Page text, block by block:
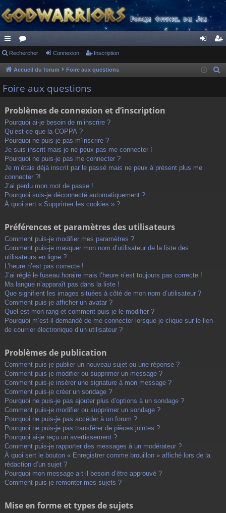
ac
co
ur
s
or
u ne cri
Rechercher Connexion Inscription
Accueil du forum Foire aux questions
Foire aux questions
Problèmes de connexion et d’inscription
Pourquoi ai-je besoin de m’inscrire ?
Qu’est-ce que la COPPA ?
Pourquoi ne puis-je pas m’inscrire ?
Je suis inscrit mais je ne peux pas me connecter !
Pourquoi ne puis-je pas me connecter ?
Je m’étais déjà inscrit par le passé mais ne peux à présent plus me
connecter ?!
J’ai perdu mon mot de passe !
Pourquoi suis-je déconnecté automatiquement ?
À quoi sert « Supprimer les cookies » ?
Préférences et paramètres des utilisateurs
Comment puis-je modifier mes paramètres ?
Comment puis-je masquer mon nom d’utilisateur de la liste des
utilisateurs en ligne ?
L’heure n’est pas correcte !
J’ai réglé le fuseau horaire mais l’heure n’est toujours pas correcte !
Ma langue n’apparaît pas dans la liste !
Que signifient les images situées à côté de mon nom d’utilisateur ?
Comment puis-je afficher un avatar ?
Quel est mon rang et comment puis-je le modifier ?
Pourquoi m’est-il demandé de me connecter lorsque je clique sur le lien
de courrier électronique d’un utilisateur ?
Problèmes de publication
Comment puis-je publier un nouveau sujet ou une réponse ?
Comment puis-je modifier ou supprimer un message ?
Comment puis-je insérer une signature à mon message ?
Comment puis-je créer un sondage ?
Pourquoi ne puis-je pas ajouter plus d’options à un sondage ?
Comment puis-je modifier ou supprimer un sondage ?
Pourquoi ne puis-je pas accéder à un forum ?
Pourquoi ne puis-je pas transférer de pièces jointes ?
Pourquoi ai-je reçu un avertissement ?
Comment puis-je rapporter des messages à un modérateur ?
À quoi sert le bouton « Enregistrer comme brouillon » affiché lors de la
rédaction d’un sujet ?
Pourquoi mon message a-t-il besoin d’être approuvé ?
Comment puis-je remonter mes sujets ?
Mise en forme et types de sujets